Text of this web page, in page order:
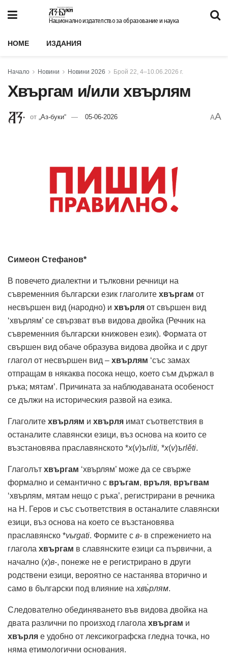
Национално издателство за образование и наука
HOME ИЗДАНИЯ
Начало Новини Новини 2026 Брой 22, 4–10.06.2026 г.
Хвъргам и/или хвърлям
от „Аз-буки“ 05-06-2026 AA
Симеон Стефанов*
В повечето диалектни и тълковни речници на
съвременния български език глаголите хвъргам от
несвършен вид (народно) и хвърля от свършен вид
‘хвърлям’ се свързват във видова двойка (Речник на
съвременния български книжовен език). Формата от
свършен вид обаче образува видова двойка и с друг
глагол от несвършен вид – хвърлям ‘със замах
отпращам в някаква посока нещо, което съм държал в
ръка; мятам’. Причината за наблюдаваната особеност
се дължи на историческия развой на езика.
Глаголите хвърлям и хвърля имат съответствия в
останалите славянски езици, въз основа на които се
възстановява праславянското *x(v)ъrliti, *x(v)ъrlěti.
Глаголът хвъргам ‘хвърлям’ може да се свърже
формално и семантично с връгам, връля, връгвам
‘хвърлям, мятам нещо с ръка’, регистрирани в речника
на Н. Геров и със съответствия в останалите славянски
езици, въз основа на което се възстановява
праславянско *vьrgati. Формите с в- в спрежението на
глагола хвъргам в славянските езици са първични, а
начално (х)в-, понеже не е регистрирано в други
родствени езици, вероятно се настанява вторично и
само в български под влияние на хвъ̀рлям.
Следователно обединяването във видова двойка на
двата различни по произход глагола хвъргам и
хвърля е удобно от лексикографска гледна точка, но
няма етимологични основания.